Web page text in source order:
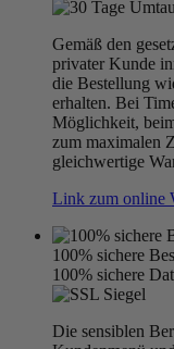
Gemäß den
privater Kunde
die Bestellung
erhalten. Bei
Möglichkeit,
zum maximalen
gleichwertige
Link zum online
100% sichere
100% sichere
Die sensiblen